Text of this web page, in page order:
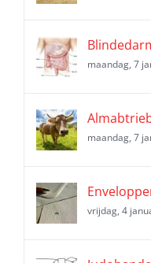
maandag, 7
maandag, 7
vrijdag, 4